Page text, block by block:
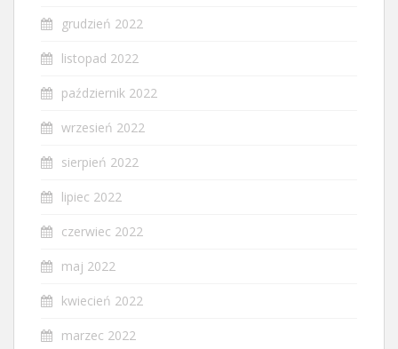
grudzień 2022
listopad 2022
październik 2022
wrzesień 2022
sierpień 2022
lipiec 2022
czerwiec 2022
maj 2022
kwiecień 2022
marzec 2022